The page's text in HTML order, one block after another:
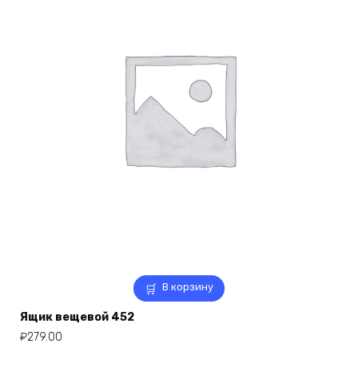
В корзину
Ящик вещевой 452
₽279.00